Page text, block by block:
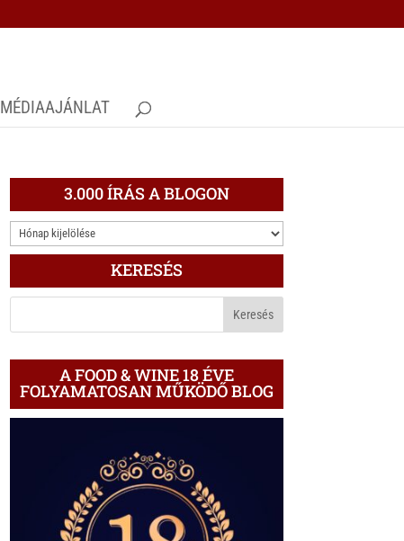
MÉDIAAJÁNLAT
3.000 ÍRÁS A BLOGON
3.000
ÍRÁS
BLOGON
KERESÉS
A FOOD & WINE 18 ÉVE
FOLYAMATOSAN MŰKÖDŐ BLOG